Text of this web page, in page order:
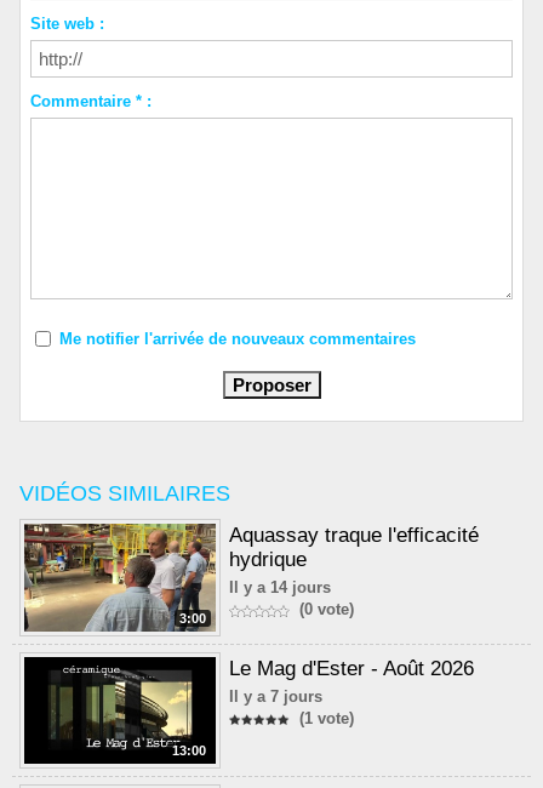
VIDÉOS SIMILAIRES
3:00
Aquassay traque l'efficacité
hydrique
Il y a 14 jours
(0 vote)
13:00
Le Mag d'Ester - Août 2026
Il y a 7 jours
(1 vote)
Site web :
Commentaire * :
Me notifier l'arrivée de nouveaux commentaires